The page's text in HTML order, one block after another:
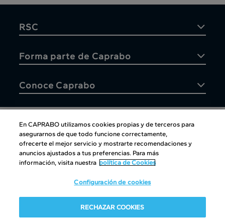
RSC
Forma parte de Caprabo
Conoce Caprabo
Atención al cliente
|Copyright|Política de cookies
legal|Canal interno de información
En CAPRABO utilizamos cookies propias y de terceros para
asegurarnos de que todo funcione correctamente,
ofrecerte el mejor servicio y mostrarte recomendaciones y
anuncios ajustados a tus preferencias. Para más
información, visita nuestra política de Cookies
Configuración de cookies
RECHAZAR COOKIES